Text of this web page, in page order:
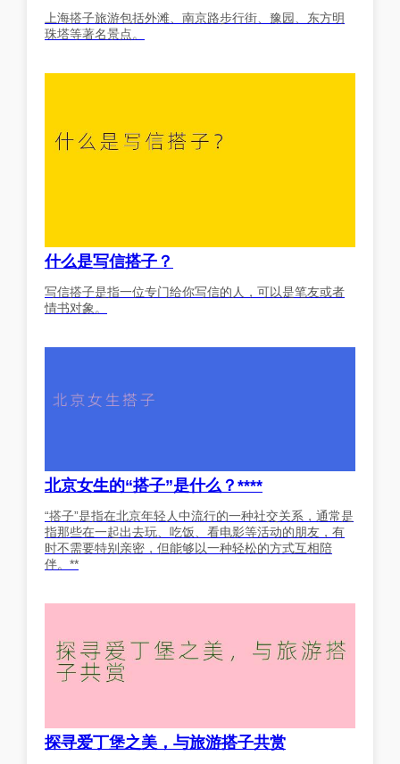
上海搭子旅游包括外滩、南京路步行街、豫园、东方明
珠塔等著名景点。
什么是写信搭子？
写信搭子是指一位专门给你写信的人，可以是笔友或者
情书对象。
北京女生的“搭子”是什么？****
“搭子”是指在北京年轻人中流行的一种社交关系，通常是
指那些在一起出去玩、吃饭、看电影等活动的朋友，有
时不需要特别亲密，但能够以一种轻松的方式互相陪
伴。**
探寻爱丁堡之美，与旅游搭子共赏